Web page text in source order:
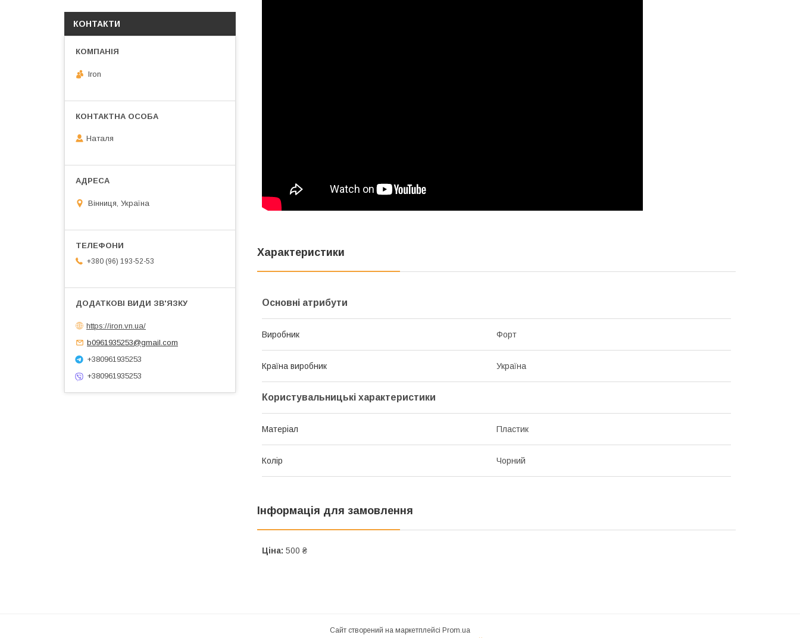
Характеристики
Основні атрибути
Виробник Форт
Країна виробник Україна
Користувальницькі характеристики
Матеріал Пластик
Колір Чорний
Інформація для замовлення
Ціна: 500 ₴
КОНТАКТИ
Iron
Наталя
Вінниця, Україна
+380 (96) 193-52-53
https://iron.vn.ua/
b0961935253@gmail.com
+380961935253
+380961935253
Сайт створений на маркетплейсі Prom.ua